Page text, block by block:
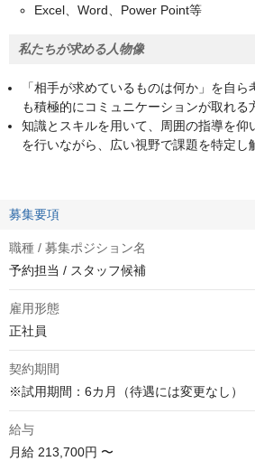
Excel、Word、Power Point等
私たちが求める人物像
「相手が求めているものは何か」を自
も積極的にコミュニケーションが取れる
知識とスキルを用いて、周囲の指導を仰
を行いながら、広い視野で課題を特定し
募集要項
職種 / 募集ポジション名
予約担当 / スタッフ候補
雇用形態
正社員
契約期間
※試用期間：6カ月（待遇には変更なし）
給与
月給 213,700円 〜